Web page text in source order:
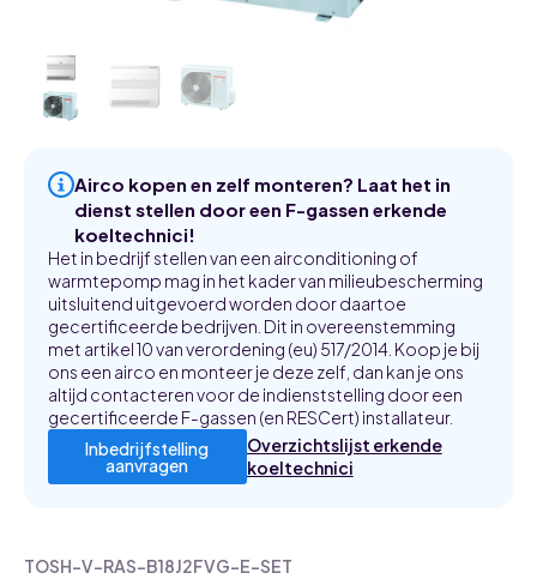
Airco kopen en zelf monteren? Laat het in
dienst stellen door een F-gassen erkende
koeltechnici!
Het in bedrijf stellen van een airconditioning of
warmtepomp mag in het kader van milieubescherming
uitsluitend uitgevoerd worden door daartoe
gecertificeerde bedrijven. Dit in overeenstemming
met artikel 10 van verordening (eu) 517/2014. Koop je bij
ons een airco en monteer je deze zelf, dan kan je ons
altijd contacteren voor de indienststelling door een
gecertificeerde F-gassen (en RESCert) installateur.
Inbedrijfstelling
aanvragen
Overzichtslijst erkende
koeltechnici
TOSH-V-RAS-B18J2FVG-E-SET